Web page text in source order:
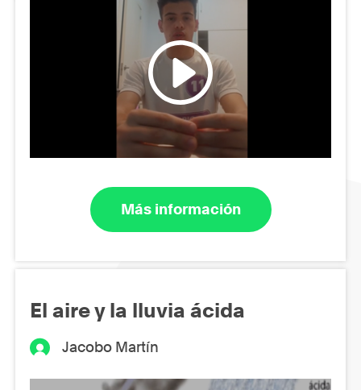
Más información
El aire y la lluvia ácida
Jacobo Martín